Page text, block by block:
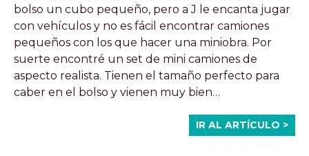
bolso un cubo pequeño, pero a J le encanta jugar
con vehículos y no es fácil encontrar camiones
pequeños con los que hacer una miniobra. Por
suerte encontré un set de mini camiones de
aspecto realista. Tienen el tamaño perfecto para
caber en el bolso y vienen muy bien…
IR AL ARTÍCULO >